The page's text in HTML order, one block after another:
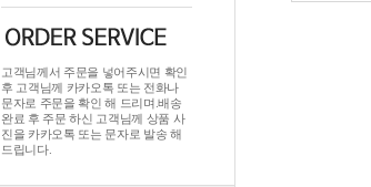
고객님께서 주문을 넣어주시면 확인
후 고객님께 카카오톡 또는 전화나
문자로 주문을 확인 해 드리며.배송
완료 후 주문 하신 고객님께 상품 사
진을 카카오톡 또는 문자로 발송 해
드립니다.